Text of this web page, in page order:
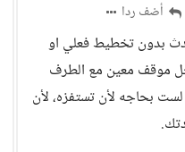
أضف ردا
بدون تخطيط فعلي او
موقف معين مع الطرف
بحاجه لأن تستفزه، لأن